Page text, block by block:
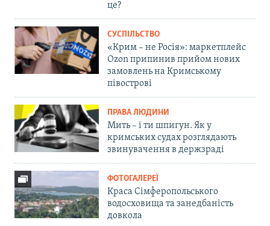
це?
СУСПІЛЬСТВО
«Крим – не Росія»: маркетплейс
Ozon припинив прийом нових
замовлень на Кримському
півострові
ПРАВА ЛЮДИНИ
Мить – і ти шпигун. Як у
кримських судах розглядають
звинувачення в держзраді
ФОТОГАЛЕРЕЇ
Краса Сімферопольського
водосховища та занедбаність
довкола